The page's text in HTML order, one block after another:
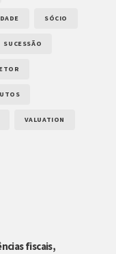
SÓCIO
SUCESSÃO
VALUATION
fiscais,